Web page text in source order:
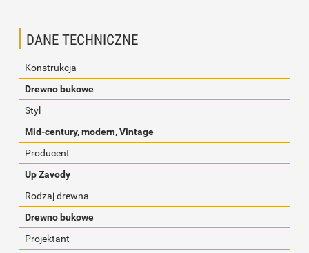
DANE TECHNICZNE
Konstrukcja
Drewno bukowe
Styl
Mid-century, modern, Vintage
Producent
Up Zavody
Rodzaj drewna
Drewno bukowe
Projektant